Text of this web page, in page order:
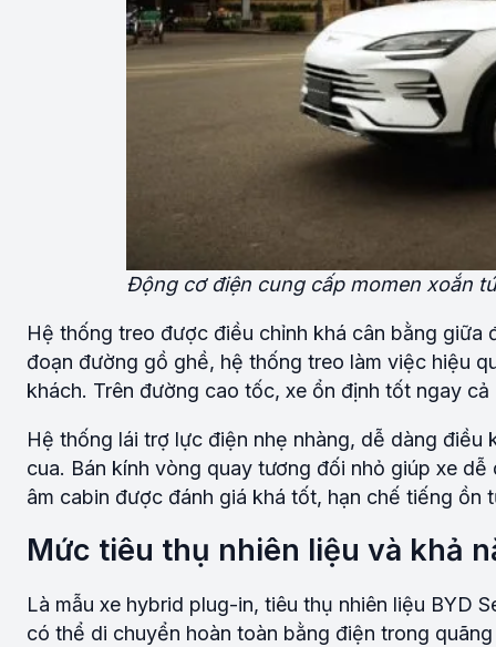
Động cơ điện cung cấp momen xoắn
Hệ thống treo được điều chỉnh khá cân bằng giữa
đoạn đường gồ ghề, hệ thống treo làm việc hiệu
khách. Trên đường cao tốc, xe ổn định tốt ngay
Hệ thống lái trợ lực điện nhẹ nhàng, dễ dàng
cua. Bán kính vòng quay tương đối nhỏ giúp xe
âm cabin được đánh giá khá tốt, hạn chế tiếng
Mức tiêu thụ nhiên liệu và khả
Là mẫu xe hybrid plug-in, tiêu thụ nhiên liệu BYD
có thể di chuyển hoàn toàn bằng điện trong